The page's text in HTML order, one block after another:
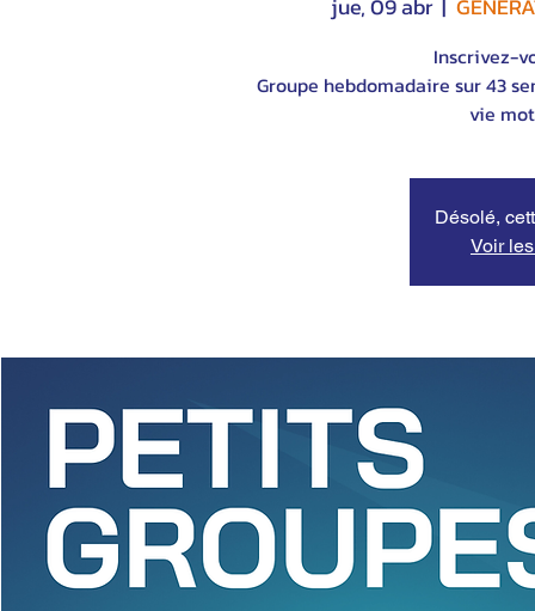
jue, 09 abr
  |
Inscrivez-
Groupe hebdomadaire sur 43
vie
Désolé,
Voir